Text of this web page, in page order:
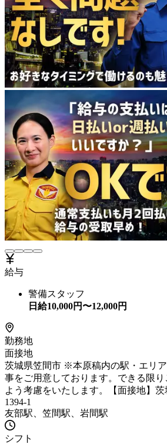
給与
警備スタッフ
日給10,000円〜12,000円
勤務地
面接地
茨城県笠間市 ※本原稿内の駅・エリ
事をご用意しております。できる限
よう考慮をいたします。【面接地】
1394-1
友部駅、笠間駅、岩間駅
シフト